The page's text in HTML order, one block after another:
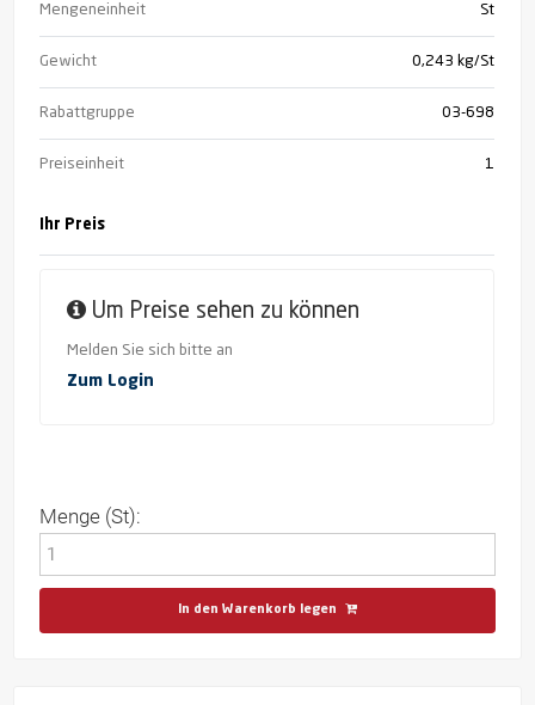
Mengeneinheit St
Gewicht 0,243 kg/St
Rabattgruppe 03-698
Preiseinheit 1
Ihr Preis
Um Preise sehen zu können
Melden Sie sich bitte an
Zum Login
Menge (St):
In den Warenkorb legen